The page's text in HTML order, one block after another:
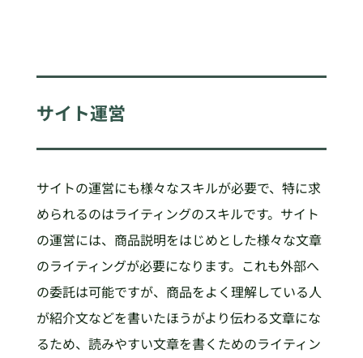
サイト運営
サイトの運営にも様々なスキルが必要で、特に求
められるのはライティングのスキルです。サイト
の運営には、商品説明をはじめとした様々な文章
のライティングが必要になります。これも外部へ
の委託は可能ですが、商品をよく理解している人
が紹介文などを書いたほうがより伝わる文章にな
るため、読みやすい文章を書くためのライティン